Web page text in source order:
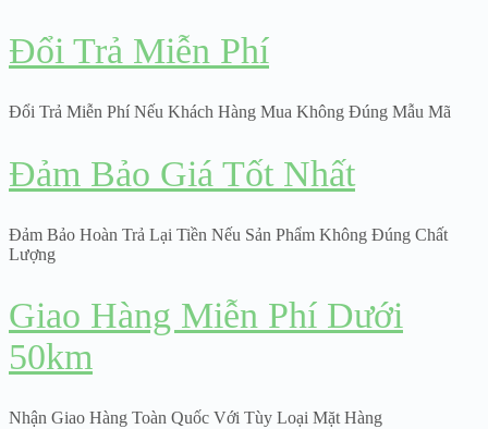
Đổi Trả Miễn Phí
Đổi Trả Miễn Phí Nếu Khách Hàng Mua Không Đúng Mẫu Mã
Đảm Bảo Giá Tốt Nhất
Đảm Bảo Hoàn Trả Lại Tiền Nếu Sản Phẩm Không Đúng Chất
Lượng
Giao Hàng Miễn Phí Dưới
50km
Nhận Giao Hàng Toàn Quốc Với Tùy Loại Mặt Hàng